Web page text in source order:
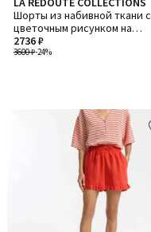
Шорты из набивной ткани с
цветочным рисунком на
эластичном поясе
3600 ₽-24%
2736 ₽